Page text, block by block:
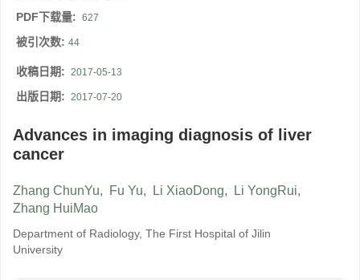
PDF下载量: 627
被引次数: 44
收稿日期: 2017-05-13
出版日期: 2017-07-20
Advances in imaging diagnosis of liver
cancer
Zhang ChunYu, Fu Yu, Li XiaoDong, Li YongRui,
Zhang HuiMao
Department of Radiology, The First Hospital of Jilin
University